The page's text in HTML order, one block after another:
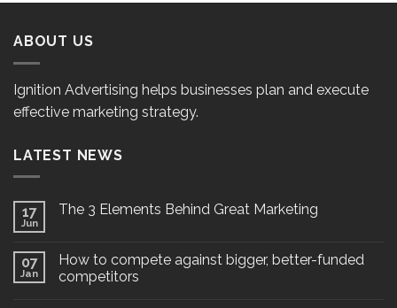
ABOUT US
Ignition Advertising helps businesses plan and execute
effective marketing strategy.
LATEST NEWS
17
Jun
The 3 Elements Behind Great Marketing
07
Jan
How to compete against bigger, better-funded
competitors